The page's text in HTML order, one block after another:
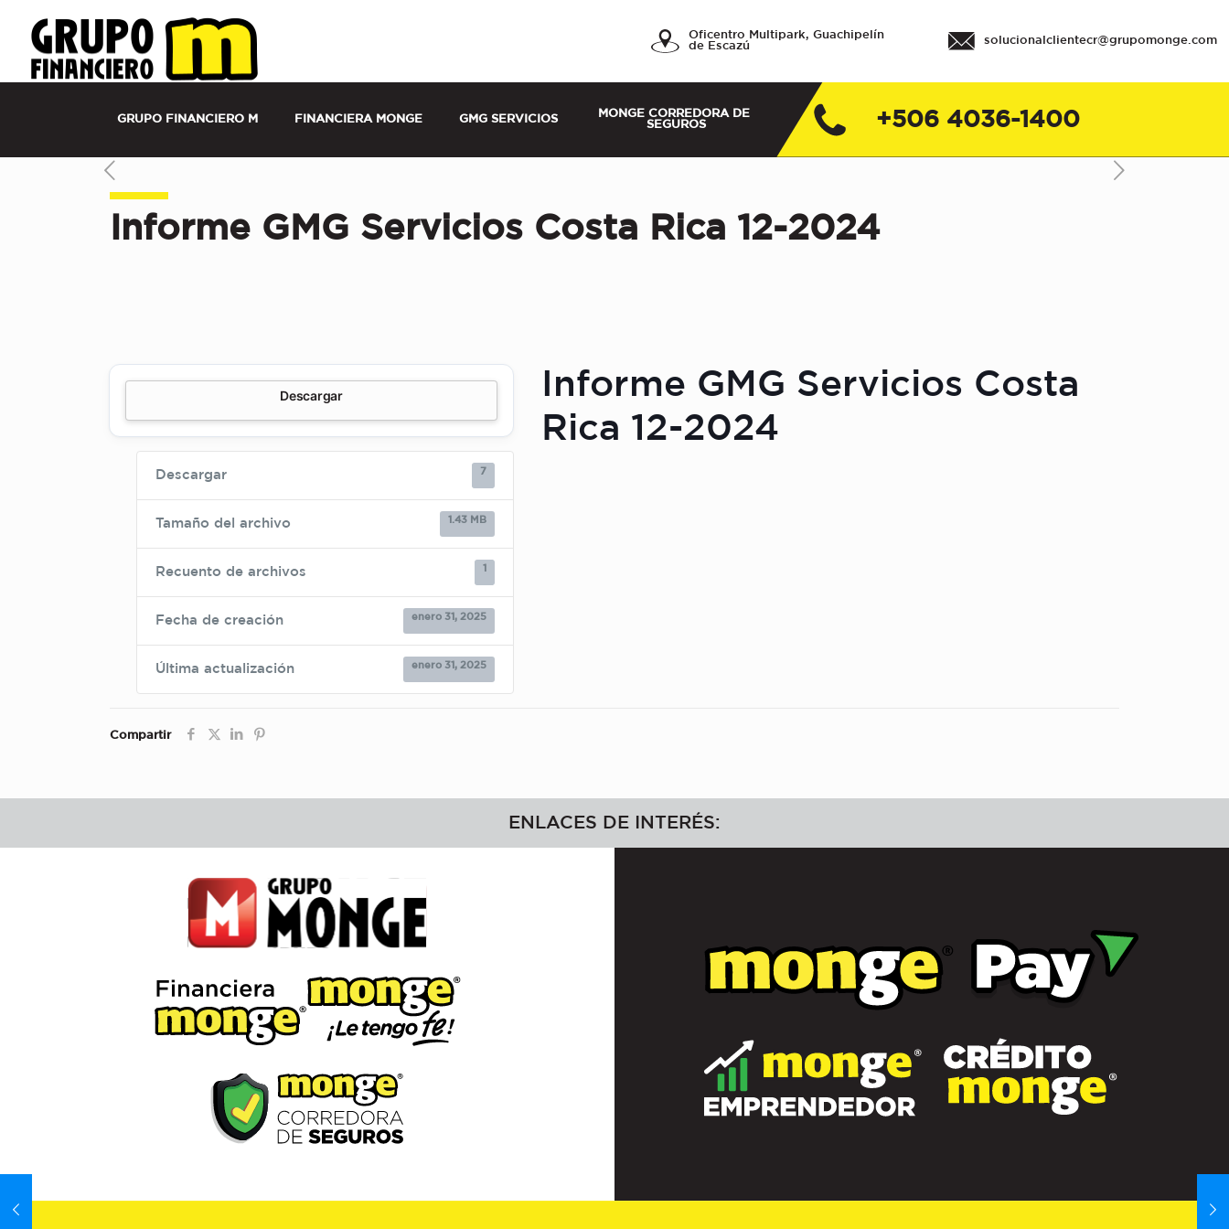
Seguros
Oficentro Multipark, Guachipelín
de Escazú
solucionalclientecr@grupomonge.com
GRUPO FINANCIERO M FINANCIERA MONGE GMG SERVICIOS
MONGE CORREDORA DE
SEGUROS
+506 4036-1400
Informe GMG Servicios Costa Rica 12-2024
Descargar
Descargar 7
Tamaño del archivo 1.43 MB
Recuento de archivos 1
Fecha de creación enero 31, 2025
Última actualización enero 31, 2025
Informe GMG Servicios Costa
Rica 12-2024
Compartir
ENLACES DE INTERÉS: